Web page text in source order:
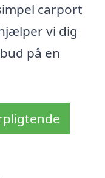
carport
vi dig
på en